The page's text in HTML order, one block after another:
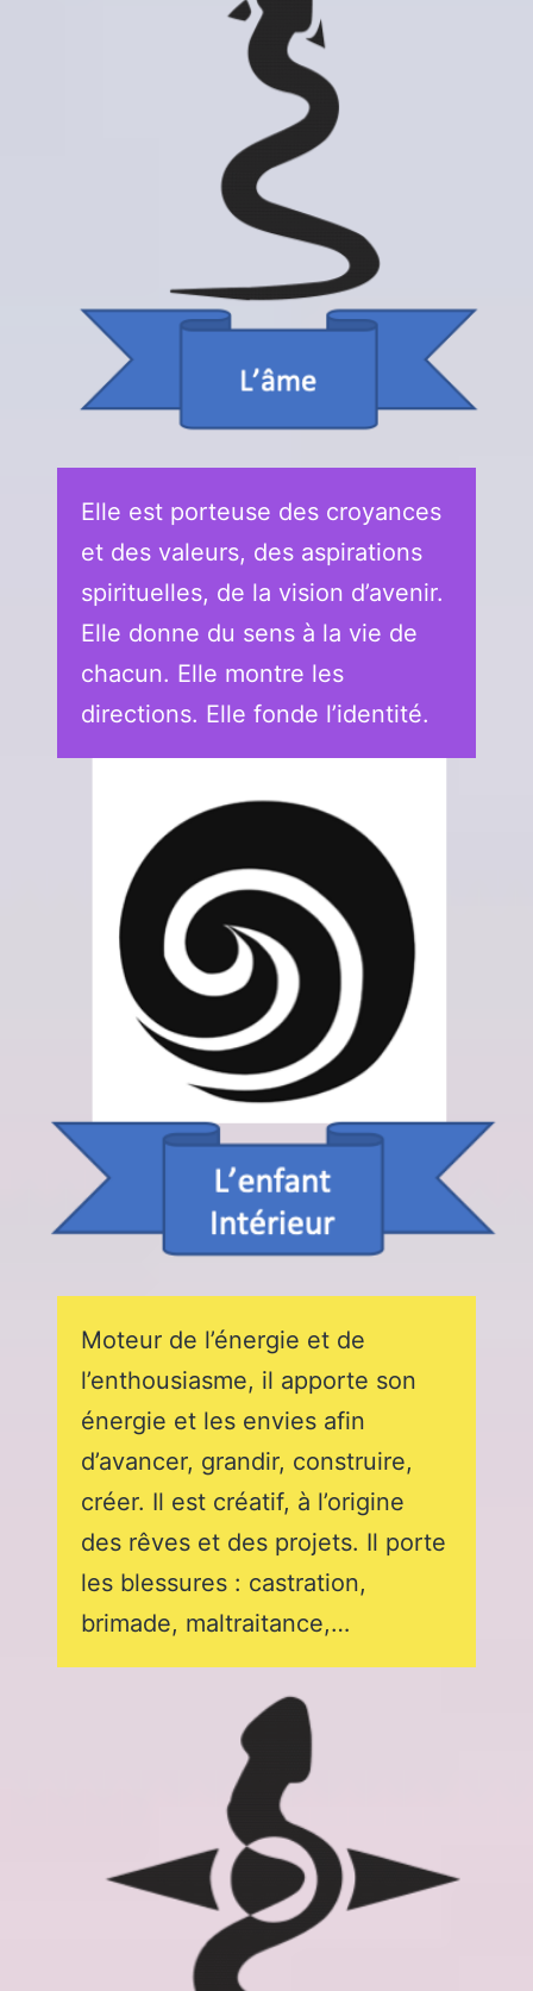
Elle est porteuse des croyances
et des valeurs, des aspirations
spirituelles, de la vision d’avenir.
Elle donne du sens à la vie de
chacun. Elle montre les
directions. Elle fonde l’identité.
Moteur de l’énergie et de
l’enthousiasme, il apporte son
énergie et les envies afin
d’avancer, grandir, construire,
créer. Il est créatif, à l’origine
des rêves et des projets. Il porte
les blessures : castration,
brimade, maltraitance,…